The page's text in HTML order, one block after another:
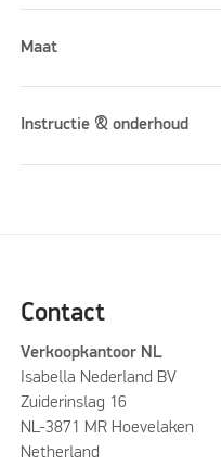
Maat
Instructie & onderhoud
Contact
Verkoopkantoor NL
Isabella Nederland BV
Zuiderinslag 16
NL-3871 MR Hoevelaken
Netherland